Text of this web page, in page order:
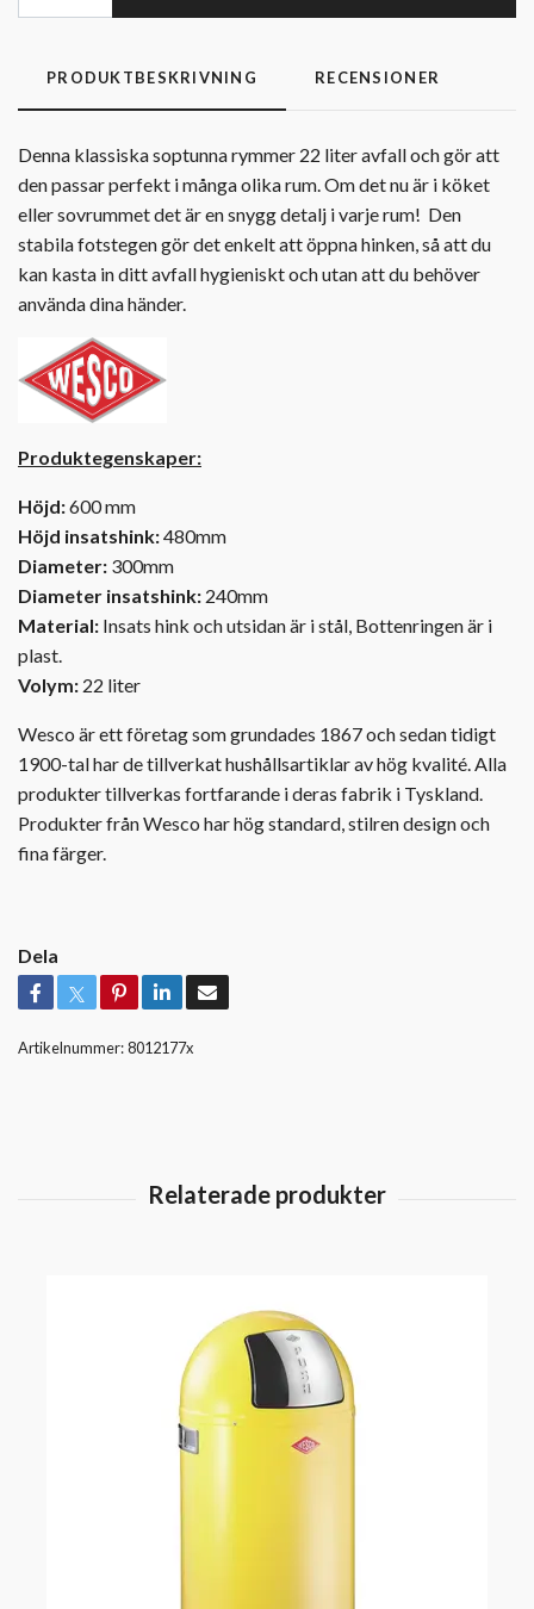
PRODUKTBESKRIVNING RECENSIONER
Denna klassiska soptunna rymmer 22 liter avfall och gör att
den passar perfekt i många olika rum. Om det nu är i köket
eller sovrummet det är en snygg detalj i varje rum! Den
stabila fotstegen gör det enkelt att öppna hinken, så att du
kan kasta in ditt avfall hygieniskt och utan att du behöver
använda dina händer.
Produktegenskaper:
Höjd:600 mm
Höjd insatshink:480mm
Diameter: 300mm
Diameter insatshink: 240mm
Material: Insats hink och utsidan är i stål, Bottenringen är i
plast.
Volym: 22 liter
Wesco är ett företag som grundades 1867 och sedan tidigt
1900-tal har de tillverkat hushållsartiklar av hög kvalité. Alla
produkter tillverkas fortfarande i deras fabrik i Tyskland.
Produkter från Wesco har hög standard, stilren design och
fina färger.
Dela
Artikelnummer:8012177x